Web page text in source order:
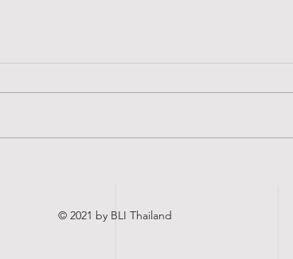
© 2021 by BLI Thailand